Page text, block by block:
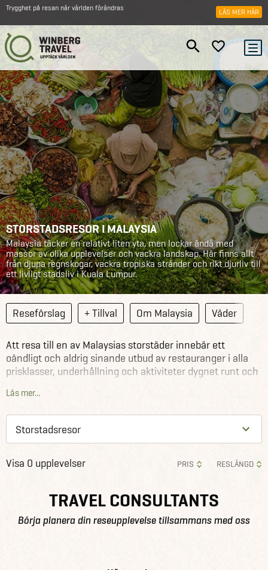
Trygghet på resan när världen förändras LÄS MER HÄR
STORSTADSRESOR I MALAYSIA
Malaysia täcker en relativt liten yta, men lockar ändå med
massor av olika upplevelser och vackra landskap. Här finns allt
från djupa regnskogar, vackra tropiska stränder och rikt djurliv till
ett livligt stadsliv i Kuala Lumpur.
Reseförslag + Tillval Om Malaysia Väder
Att resa till en av Malaysias storstäder innebär ett
oändligt och aldrig sinande utbud av restauranger i alla
prisklasser, underhållning och aktiviteter dygnet runt och
gallra i havet av upplevelser och guidar dig till det som
kombinera storstadsbesöket med fortsatta resor i
Malaysia, eller varför inte med vidare färd till ännu en
Se våra övriga storstadsresor runtom i världen
Läs mer...
PRIS RESLÄNGD
Visa 0 upplevelser
TRAVEL CONSULTANTS
Börja planera din reseupplevelse tillsammans med oss